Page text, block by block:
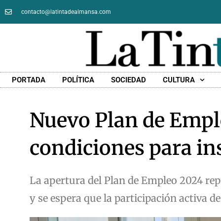
contacto@latintadealmansa.com
PORTADA POLÍTICA SOCIEDAD CULTURA
Nuevo Plan de
condiciones para
La apertura del Plan de Empleo 2024
y se espera que la participación activa